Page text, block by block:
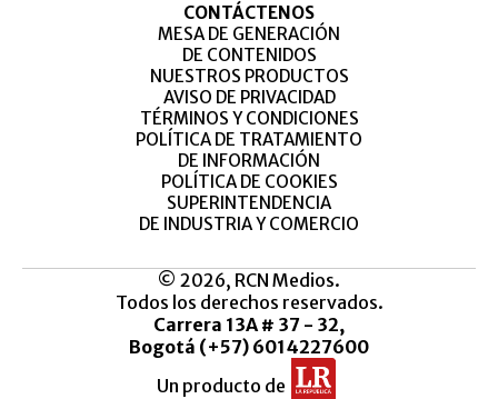
CONTÁCTENOS
MESA DE GENERACIÓN
DE CONTENIDOS
NUESTROS PRODUCTOS
AVISO DE PRIVACIDAD
TÉRMINOS Y CONDICIONES
POLÍTICA DE TRATAMIENTO
DE INFORMACIÓN
POLÍTICA DE COOKIES
SUPERINTENDENCIA
DE INDUSTRIA Y COMERCIO
© 2026, RCN Medios.
Todos los derechos reservados.
Carrera 13A # 37 - 32,
Bogotá (+57) 6014227600
Un producto de